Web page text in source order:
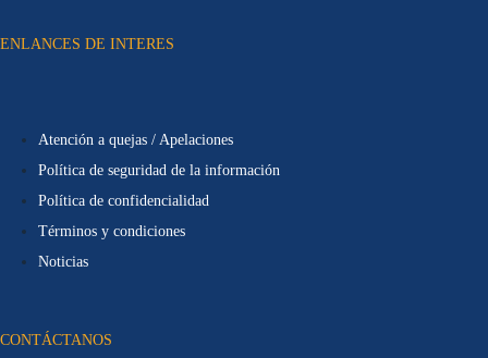
ENLANCES DE INTERES
Atención a quejas / Apelaciones
Política de seguridad de la información
Política de confidencialidad
Términos y condiciones
Noticias
CONTÁCTANOS